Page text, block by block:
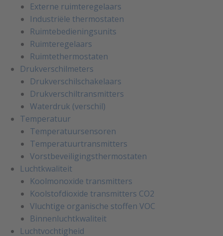
Externe ruimteregelaars
Industriële thermostaten
Ruimtebedieningsunits
Ruimteregelaars
Ruimtethermostaten
Drukverschilmeters
Drukverschilschakelaars
Drukverschiltransmitters
Waterdruk (verschil)
Temperatuur
Temperatuursensoren
Temperatuurtransmitters
Vorstbeveiligingsthermostaten
Luchtkwaliteit
Koolmonoxide transmitters
Koolstofdioxide transmitters CO2
Vluchtige organische stoffen VOC
Binnenluchtkwaliteit
Luchtvochtigheid